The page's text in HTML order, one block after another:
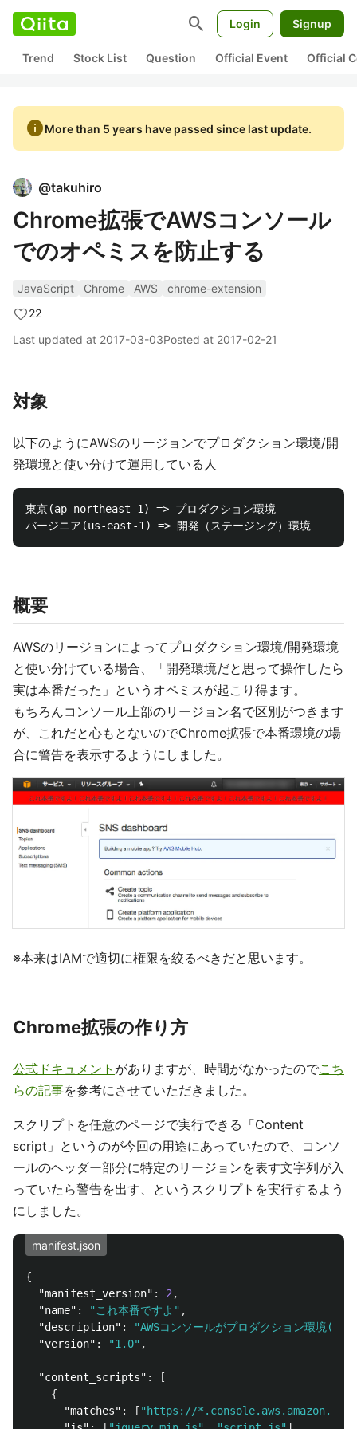
search Login Signup
Trend Stock List Question Official Event Official
infoMore than 5 years have passed since last update.
@takuhiro
Chrome拡張でAWSコンソール
でのオペミスを防止する
JavaScript Chrome AWS
chrome-extension
22
Last updated at 2017-03-03Posted at 2017-02-21
対象
以下のようにAWSのリージョンでプロダクション環境/開
発環境と使い分けて運用している人
東京(ap-northeast-1) => プロダクション環境
概要
AWSのリージョンによってプロダクション環境/開発環境
と使い分けている場合、「開発環境だと思って操作したら
実は本番だった」というオペミスが起こり得ます。
もちろんコンソール上部のリージョン名で区別がつきます
が、これだと心もとないのでChrome拡張で本番環境の場
合に警告を表示するようにしました。
※本来はIAMで適切に権限を絞るべきだと思います。
Chrome拡張の作り方
公式ドキュメント がありますが、時間がなかったのでこち
らの記事を参考にさせていただきました。
スクリプトを任意のページで実行できる「Content
script」というのが今回の用途にあっていたので、コンソ
ールのヘッダー部分に特定のリージョンを表す文字列が入
っていたら警告を出す、というスクリプトを実行するよう
にしました。
manifest.json
{
"manifest_version" : 2 ,
"name" : "これ本番ですよ" ,
"description" :
"AWSコンソールがプロダクション環境(東
"version" : "1.0" ,
"content_scripts" :
[
{
"matches" : [ "https://